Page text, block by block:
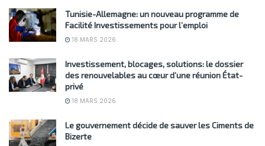
Tunisie-Allemagne: un nouveau programme de
Facilité Investissements pour l’emploi
18 MARS 2026
Investissement, blocages, solutions: le dossier
des renouvelables au cœur d’une réunion État-
privé
18 MARS 2026
Le gouvernement décide de sauver les Ciments de
Bizerte